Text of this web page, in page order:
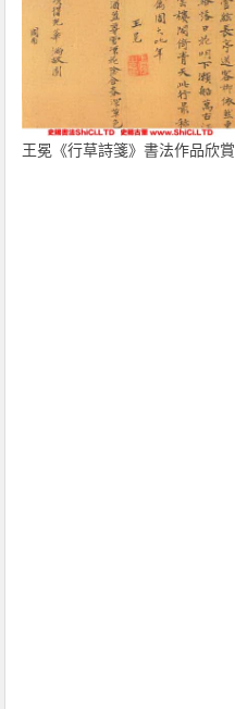
王冕《行草詩箋》書法作品欣賞